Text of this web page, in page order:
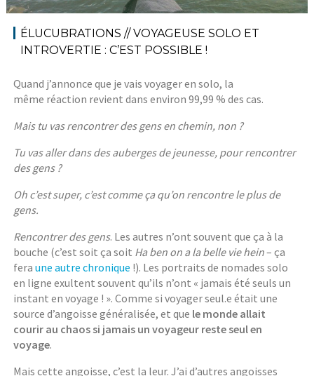
ÉLUCUBRATIONS // VOYAGEUSE SOLO ET
INTROVERTIE : C’EST POSSIBLE !
Quand j’annonce que je vais voyager en solo, la
même réaction revient dans environ 99,99 % des cas.
Mais tu vas rencontrer des gens en chemin, non ?
Tu vas aller dans des auberges de jeunesse, pour rencontrer
des gens ?
Oh c’est super, c’est comme ça qu’on rencontre le plus de
gens.
Rencontrer des gens. Les autres n’ont souvent que ça à la
bouche (c’est soit ça soit Ha ben on a la belle vie hein– ça
feraune autre chronique !). Les portraits de nomades solo
en ligne exultent souvent qu’ils n’ont « jamais été seuls un
instant en voyage ! ». Comme si voyager seul.e était une
source d’angoisse généralisée, et que le monde allait
courir au chaos si jamais un voyageur reste seul en
voyage.
Mais cette angoisse, c’est la leur. J’ai d’autres angoisses